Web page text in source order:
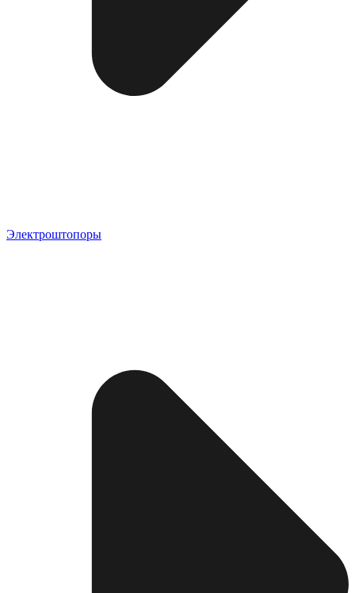
Электроштопоры